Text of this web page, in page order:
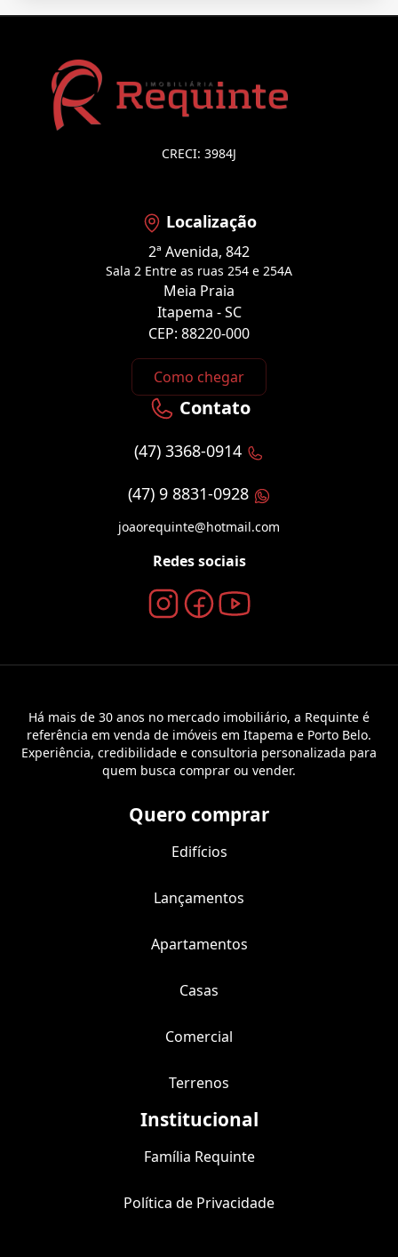
CRECI: 3984J
Localização
2ª Avenida, 842
Sala 2 Entre as ruas 254 e 254A
Meia Praia
Itapema - SC
CEP: 88220-000
Como chegar
Contato
(47) 3368-0914
(47) 9 8831-0928
joaorequinte@hotmail.com
Redes sociais
Há mais de 30 anos no mercado imobiliário, a Requinte é
referência em venda de imóveis em Itapema e Porto Belo.
Experiência, credibilidade e consultoria personalizada para
quem busca comprar ou vender.
Quero comprar
Edifícios
Lançamentos
Apartamentos
Casas
Comercial
Terrenos
Institucional
Família Requinte
Política de Privacidade